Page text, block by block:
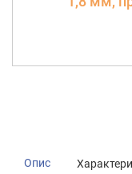
Опис